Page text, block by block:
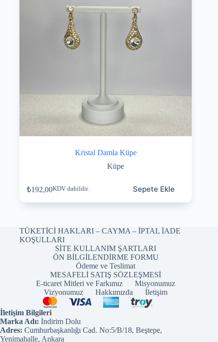
Kristal Damla Küpe
Küpe
₺192,00KDV dahildir. Sepete Ekle
TÜKETİCİ HAKLARI – CAYMA – İPTAL İADE
KOŞULLARI
SİTE KULLANIM ŞARTLARI
ÖN BİLGİLENDİRME FORMU
Ödeme ve Teslimat
MESAFELİ SATIŞ SÖZLEŞMESİ
E-ticaret Mitleri ve Farkımız
Misyonumuz
Vizyonumuz
Hakkımızda İletişim
İletişim Bilgileri
Marka Adı: İndirim Dolu
Adres: Cumhurbaşkanlığı Cad. No:5/B/18, Beştepe,
Yenimahalle, Ankara